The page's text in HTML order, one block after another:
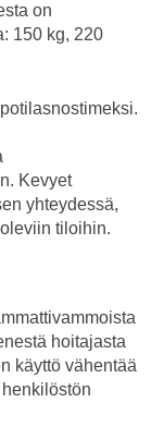
on
150 kg, 220
Kevyet
yhteydessä,
tiloihin.
hoitajasta
käyttö vähentää